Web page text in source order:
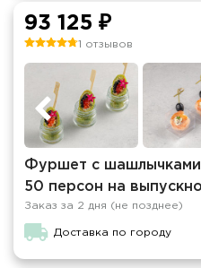
93 125 ₽
1 отзывов
Фуршет с шашлычками
50 персон на
Заказ за 2 дня (не позднее)
Доставка по городу